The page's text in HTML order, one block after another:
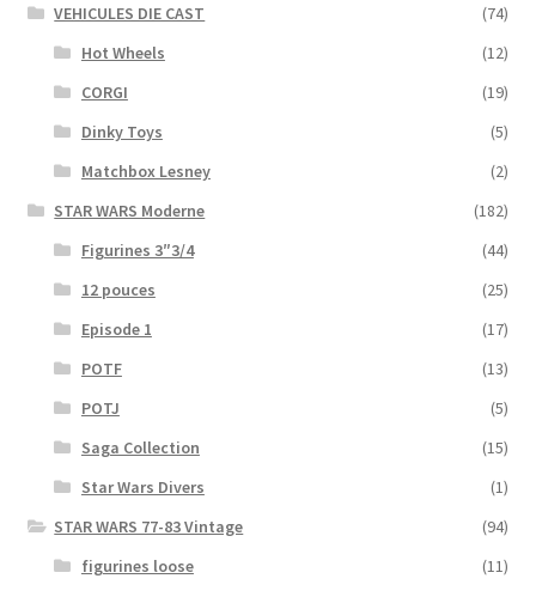
VEHICULES DIE CAST
(74)
Hot Wheels
(12)
CORGI
(19)
Dinky Toys
(5)
Matchbox Lesney
(2)
STAR WARS Moderne
(182)
Figurines 3″3/4
(44)
12 pouces
(25)
Episode 1
(17)
POTF
(13)
POTJ
(5)
Saga Collection
(15)
Star Wars Divers
(1)
STAR WARS 77-83 Vintage
(94)
figurines loose
(11)